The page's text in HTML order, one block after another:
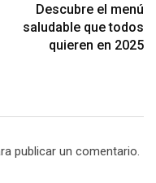
Descubre el menú
saludable que todos
quieren en 2025
publicar un comentario.